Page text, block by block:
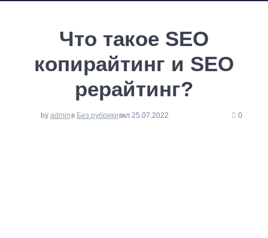
Что такое SEO
копирайтинг и SEO
рерайтинг?
by adminв Без рубрикивкл 25.07.2022 0